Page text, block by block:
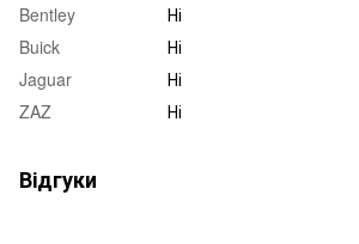
Bentley
Ні
Buick
Ні
Jaguar
Ні
ZAZ
Ні
Відгуки